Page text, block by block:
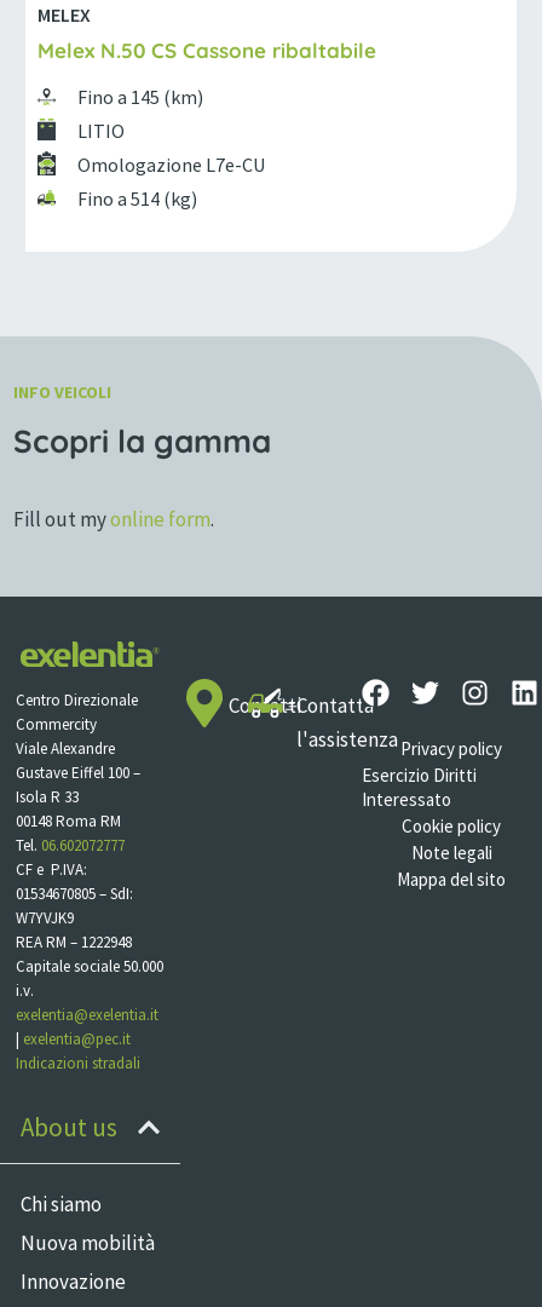
MELEX
Melex N.50 CS Cassone ribaltabile
Fino a 145 (km)
LITIO
Omologazione L7e-CU
Fino a 514 (kg)
INFO VEICOLI
Scopri la gamma
Fill out myonline form.
Centro Direzionale
Commercity
Viale Alexandre
Gustave Eiffel 100 –
Isola R 33
00148 Roma RM
Tel. 06.602072777
CF e P.IVA:
01534670805 – SdI:
W7YVJK9
REA RM – 1222948
Capitale sociale 50.000
i.v.
exelentia@exelentia.it
| exelentia@pec.it
Indicazioni stradali
About us
Chi siamo
Nuova mobilità
Innovazione
ContattiContatta
l'assistenzaPrivacy policy
Esercizio Diritti
Interessato
Cookie policy
Note legali
Mappa del sito